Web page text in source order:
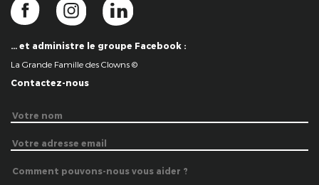
… et administre le groupe Facebook :
La Grande Famille des Clowns ©
Contactez-nous